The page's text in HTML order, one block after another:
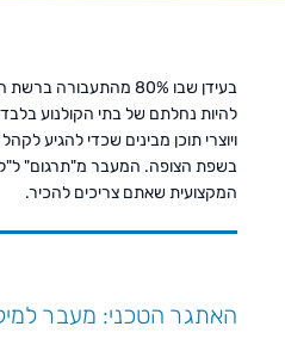
בעידן שבו 80% מהתעבורה
להיות נחלתם של בתי הקולנוע בלבד.
ויוצרי תוכן מבינים שכדי להגיע לקהל
בשפת הצופה. המעבר מ"תרגום"
המקצועית שאתם צריכים להכיר.
האתגר הטכני: מעבר